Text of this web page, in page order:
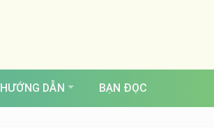
HƯỚNG DẪN BẠN ĐỌC